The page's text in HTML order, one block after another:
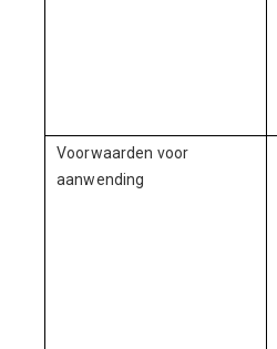
Voorwaarden voor
aanwending